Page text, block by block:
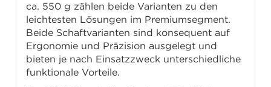
ca. 550 g zählen beide Varianten zu den
leichtesten Lösungen im Premiumsegment.
Beide Schaftvarianten sind konsequent auf
Ergonomie und Präzision ausgelegt und
bieten je nach Einsatzzweck unterschiedliche
funktionale Vorteile.